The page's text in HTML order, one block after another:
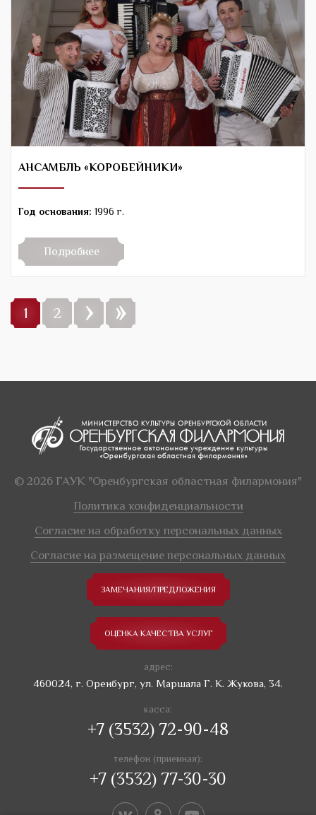
АНСАМБЛЬ «КОРОБЕЙНИКИ»
Год основания: 1996 г.
Подробнее
1 2 › »
© 2026 ГАУК "Оренбургская областная филармония"
Политика конфиденциальности
Согласие на обработку персональных данных
Согласие на размещение персональных данных
ЗАМЕЧАНИЯ/ПРЕДЛОЖЕНИЯ
ОЦЕНКА КАЧЕСТВА УСЛУГ
адрес:
460024, г. Оренбург, ул. Маршала Г. К. Жукова, 34.
касса:
+7 (3532) 72-90-48
телефон (приемная):
+7 (3532) 77-30-30